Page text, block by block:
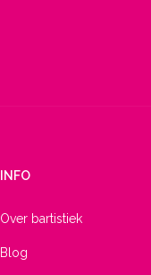
INFO
Over bartistiek
Blog